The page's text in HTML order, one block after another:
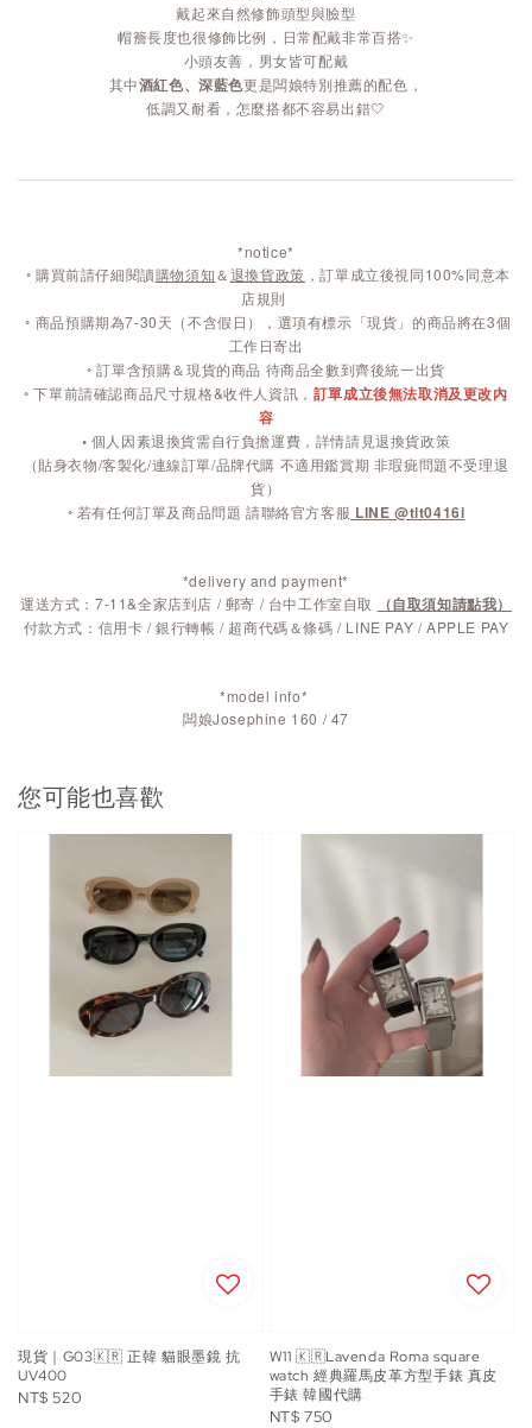
戴起來自然修飾頭型與臉型
帽簷長度也很修飾比例，日常配戴非常百搭✨
小頭友善，男女皆可配戴
其中酒紅色、深藍色更是闆娘特別推薦的配色，
低調又耐看，怎麼搭都不容易出錯🤍
*notice*
◦ 購買前請仔細閱讀購物須知＆退換貨政策 ，訂單成立後視同100%同意本
店規則
◦ 商品預購期為7-30天（不含假日），選項有標示「現貨」的商品將在3個
工作日寄出
◦ 訂單含預購＆現貨的商品 待商品全數到齊後統一出貨
◦ 下單前請確認商品尺寸規格&收件人資訊， 訂單成立後無法取消及更改內
容
◦ 個人因素退換貨需自行負擔運費，詳情請見退換貨政策
（貼身衣物/客製化/連線訂單/品牌代購 不適用鑑賞期 非瑕疵問題不受理退
貨）
◦ 若有任何訂單及商品問題 請聯絡官方客服 LINE @tlt0416i
*delivery and payment*
運送方式：7-11&全家店到店 / 郵寄 / 台中工作室自取
（自取須知請點我）
付款方式：信用卡 / 銀行轉帳 / 超商代碼＆條碼 / LINE PAY / APPLE PAY
*model info*
闆娘Josephine 160 / 47
您可能也喜歡
現貨｜G03🇰🇷 正韓 貓眼墨鏡 抗
UV400
Regular
NT$ 520
W11 🇰🇷Lavenda Roma square
watch 經典羅馬皮革方型手錶 真皮
手錶 韓國代購
Regular
NT$ 750